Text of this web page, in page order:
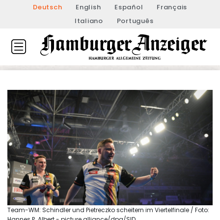
Deutsch English Español
Français
Italiano
Português
Team-WM: Schindler und Pietreczko scheitern im Viertelfinale / Foto: